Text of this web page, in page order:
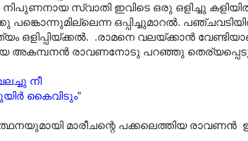
നിപുണനായ സ്വാതി ഇവിടെ ഒരു ഒളിച്ചു
ഒപ്പിച്ചുമാറൽ.
ഒളിപ്പിയ്ക്കൽ. .രാമനെ വലയ്ക്കാൻ
അകമ്പനൻ രാവണനോടു പറഞ്ഞു
നീ
കൈവിടും”
മാരീചന്റെ പക്കലെത്തിയ രാവണൻ